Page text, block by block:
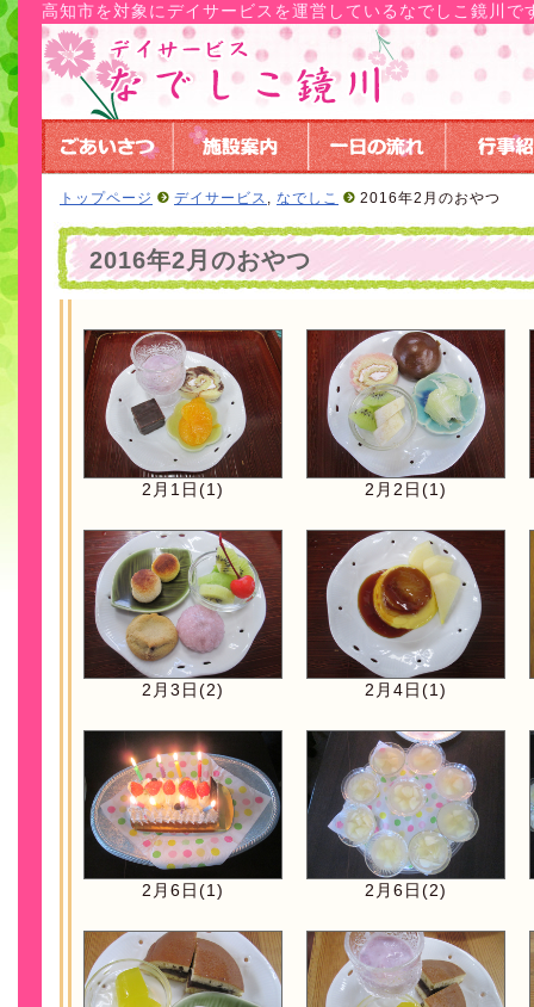
高知市を対象にデイサービスを運営しているなでしこ鏡川で
トップページ デイサービス , なでしこ 2016年2月のおやつ
2016年2月のおやつ
2月1日(1) 2月2日(1)
2月3日(2) 2月4日(1)
2月6日(1) 2月6日(2)